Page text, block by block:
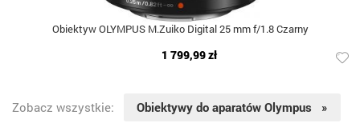
Obiektyw OLYMPUS M.Zuiko Digital 25 mm f/1.8 Czarny
1 799,99 zł
Zobacz wszystkie: Obiektywy do aparatów Olympus »